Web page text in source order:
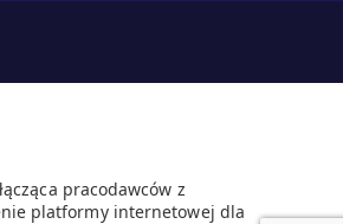
pracodawców z
platformy internetowej dla